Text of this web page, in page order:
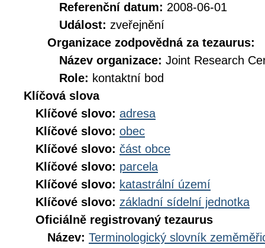
Referenční datum: 2008-06-01
Událost: zveřejnění
Organizace zodpovědná za tezaurus:
Název organizace: Joint Research
Role: kontaktní bod
Klíčová slova
Klíčové slovo: adresa
Klíčové slovo: obec
Klíčové slovo: část obce
Klíčové slovo: parcela
Klíčové slovo: katastrální území
Klíčové slovo: základní sídelní jednotka
Oficiálně registrovaný tezaurus
Název: Terminologický slovník